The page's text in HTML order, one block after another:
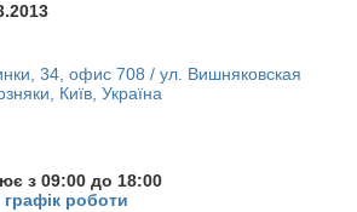
34, офис 708 / ул. Вишняковская
Київ, Україна
з 09:00 до 18:00
роботи